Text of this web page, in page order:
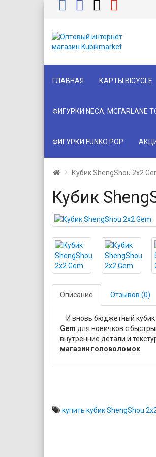
ГЛАВНАЯ КАРТЫ BICYCLE
ФИГУРКИ NECA, MCFARLANE
ФИГУРКИ FUNKO POP
Кубик ShengShou 2x2
Кубик
Описание Отзывов (0)
И вновь бюджетный кубик
Gem для новичков с
внутренние детали и
магазин головоломок
купить кубик ShengShou